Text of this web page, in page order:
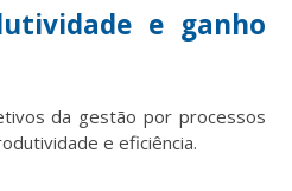
e ganho
da gestão por processos
e eficiência.